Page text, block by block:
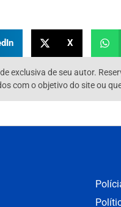
X
exclusiva de seu autor.
com o objetivo do site ou